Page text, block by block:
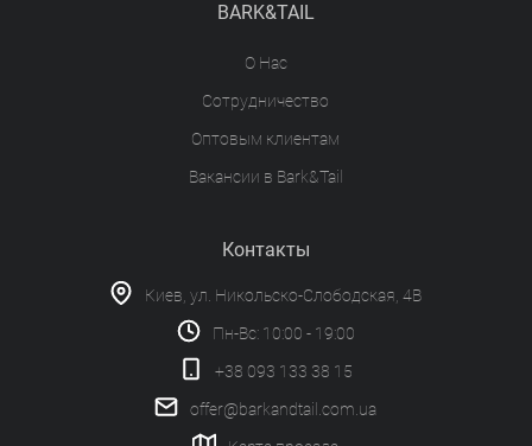
BARK&TAIL
О Нас
Сотрудничество
Оптовым клиентам
Вакансии в Bark&Tail
Контакты
Киев, ул. Никольско-Слободская, 4В
Пн-Вс: 10:00 - 19:00
+38 093 133 38 15
offer@barkandtail.com.ua